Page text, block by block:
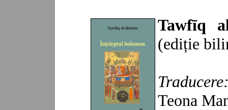
Tawfīq
(ediție
Teona